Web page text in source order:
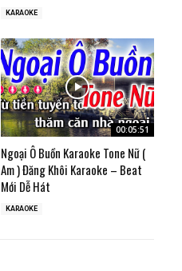
KARAOKE
00:05:51
Ngoại Ô Buồn Karaoke Tone Nữ (
Am ) Đăng Khôi Karaoke – Beat
Mới Dễ Hát
KARAOKE